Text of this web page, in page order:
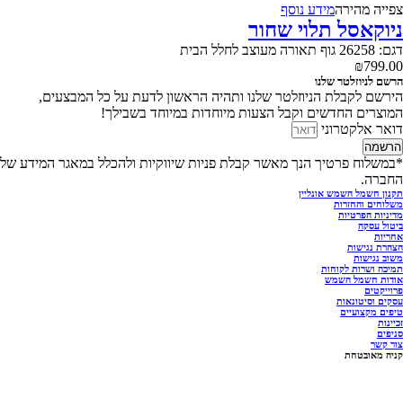
צפייה‬ ‫מהירה‬מידע נוסף
ניוקאסל תלוי שחור
דגם: 26258 גוף תאורה מעוצב לחלל הבית
₪799.00
הרשם לניוזלטר שלנו
הירשם לקבלת הניוזלטר שלנו ותהיה הראשון לדעת על כל המבצעים,
המוצרים החדשים וקבל הצעות מיוחדות במיוחד בשבילך!
דואר אלקטרוני
הרשמה
*במשלוח פרטיך הנך מאשר קבלת פניות שיווקיות ולהכלל במאגר המידע של
החברה.
תקנון חשמל השמש אונליין
משלוחים והחזרות
מדיניות הפרטיות
ביטול עסקה
אחריות
הצהרת נגישות
משוב נגישות
תמיכה ושרות לקוחות
אודות חשמל השמש
פרוייקטים
עסקים וסיטונאות
טיפים מקצועיים
זכיינות
סניפים
צור קשר
קניה מאובטחת